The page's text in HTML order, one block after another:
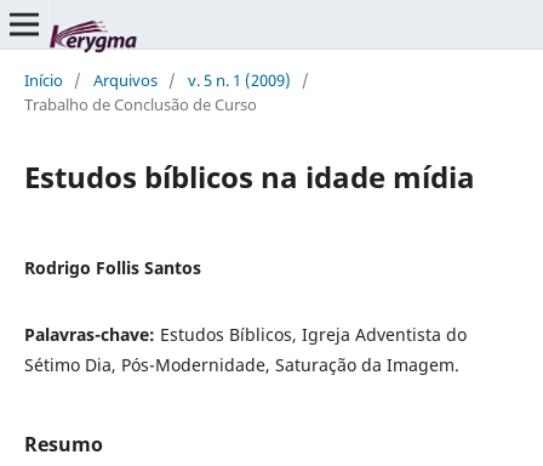
Início / Arquivos / v. 5 n. 1 (2009)
/
Trabalho de Conclusão de Curso
Estudos bíblicos na idade mídia
Rodrigo Follis Santos
Palavras-chave: Estudos Bíblicos, Igreja Adventista do
Sétimo Dia, Pós-Modernidade, Saturação da Imagem.
Resumo